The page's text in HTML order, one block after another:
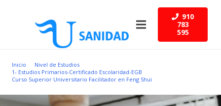
910
783
595
Inicio
Nivel de Estudios
1- Estudios Primarios-Certificado Escolaridad-EGB
Curso Superior Universitario Facilitador en Feng Shui